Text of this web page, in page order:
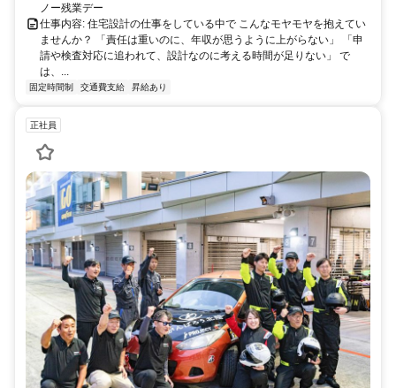
ノー残業デー
仕事内容: 住宅設計の仕事をしている中で こんなモヤモヤを抱えてい
ませんか？ 「責任は重いのに、年収が思うように上がらない」 「申
請や検査対応に追われて、設計なのに考える時間が足りない」 で
は、...
固定時間制 交通費支給 昇給あり
正社員